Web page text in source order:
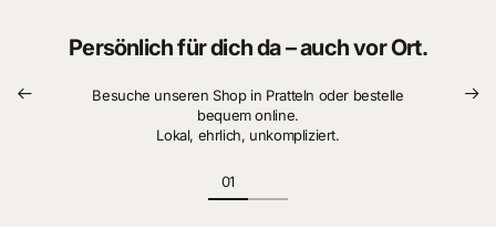
Persönlich für dich da – auch vor Ort.
Besuche unseren Shop in Pratteln oder bestelle
bequem online.
Lokal, ehrlich, unkompliziert.